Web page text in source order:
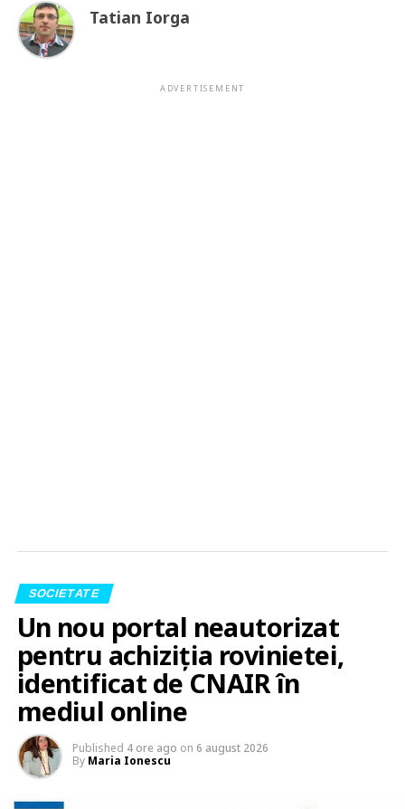
Tatian Iorga
ADVERTISEMENT
SOCIETATE
Un nou portal neautorizat
pentru achiziția rovinietei,
identificat de CNAIR în
mediul online
Published 4 ore ago on 6 august 2026
By Maria Ionescu